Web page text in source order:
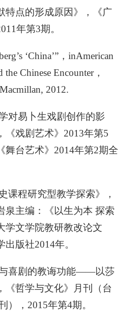
特点的形成原因》，《广
年第3期。
‘China’”，inAmerican
the Chinese Encounter，
2012.
对易卜生戏剧创作的影
《戏剧艺术》2013年第5
舞台艺术》2014年第2期全
课程研究型教学探索》，
泉主编：《以生为本 探索
文学院教研教改论文
版社2014年。
喜剧的教诲功能——以莎
《哲学与文化》月刊（台
），2015年第4期。